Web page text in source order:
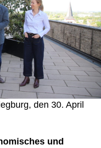
den 30. April
und